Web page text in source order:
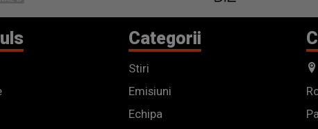
Categorii
Stiri
Emisiuni
Echipa